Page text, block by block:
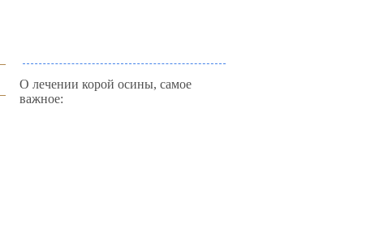
О лечении корой осины, самое
важное: